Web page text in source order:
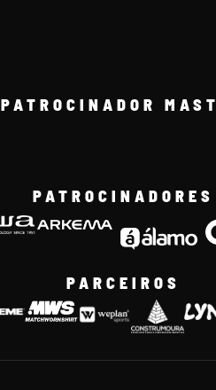
PATROCINADOR
PATROCINADORES
PARCEIROS